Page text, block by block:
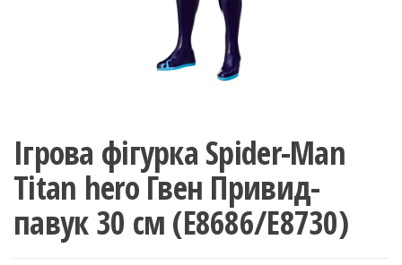
Ігрова фігурка Spider-Man
Titan hero Гвен Привид-
павук 30 см (E8686/E8730)